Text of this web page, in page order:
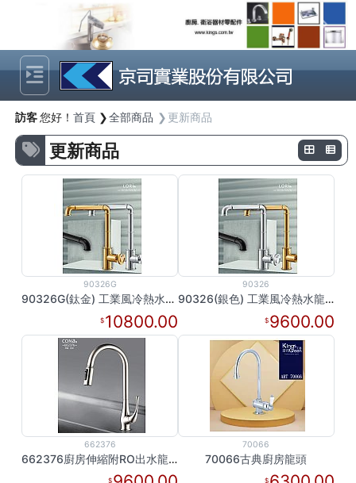
Previous Next
訪客您好！ 首頁 全部商品 更新商品
更新商品
90326G
90326G(鈦金) 工業風冷熱水龍頭
10800.00
90326
90326(銀色) 工業風冷熱水龍頭
9600.00
662376
662376廚房伸縮附RO出水龍頭
70066
70066古典廚房龍頭